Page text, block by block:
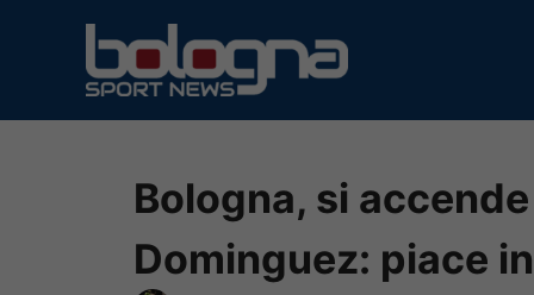
contenuto
Bologna, si
Dominguez: piace